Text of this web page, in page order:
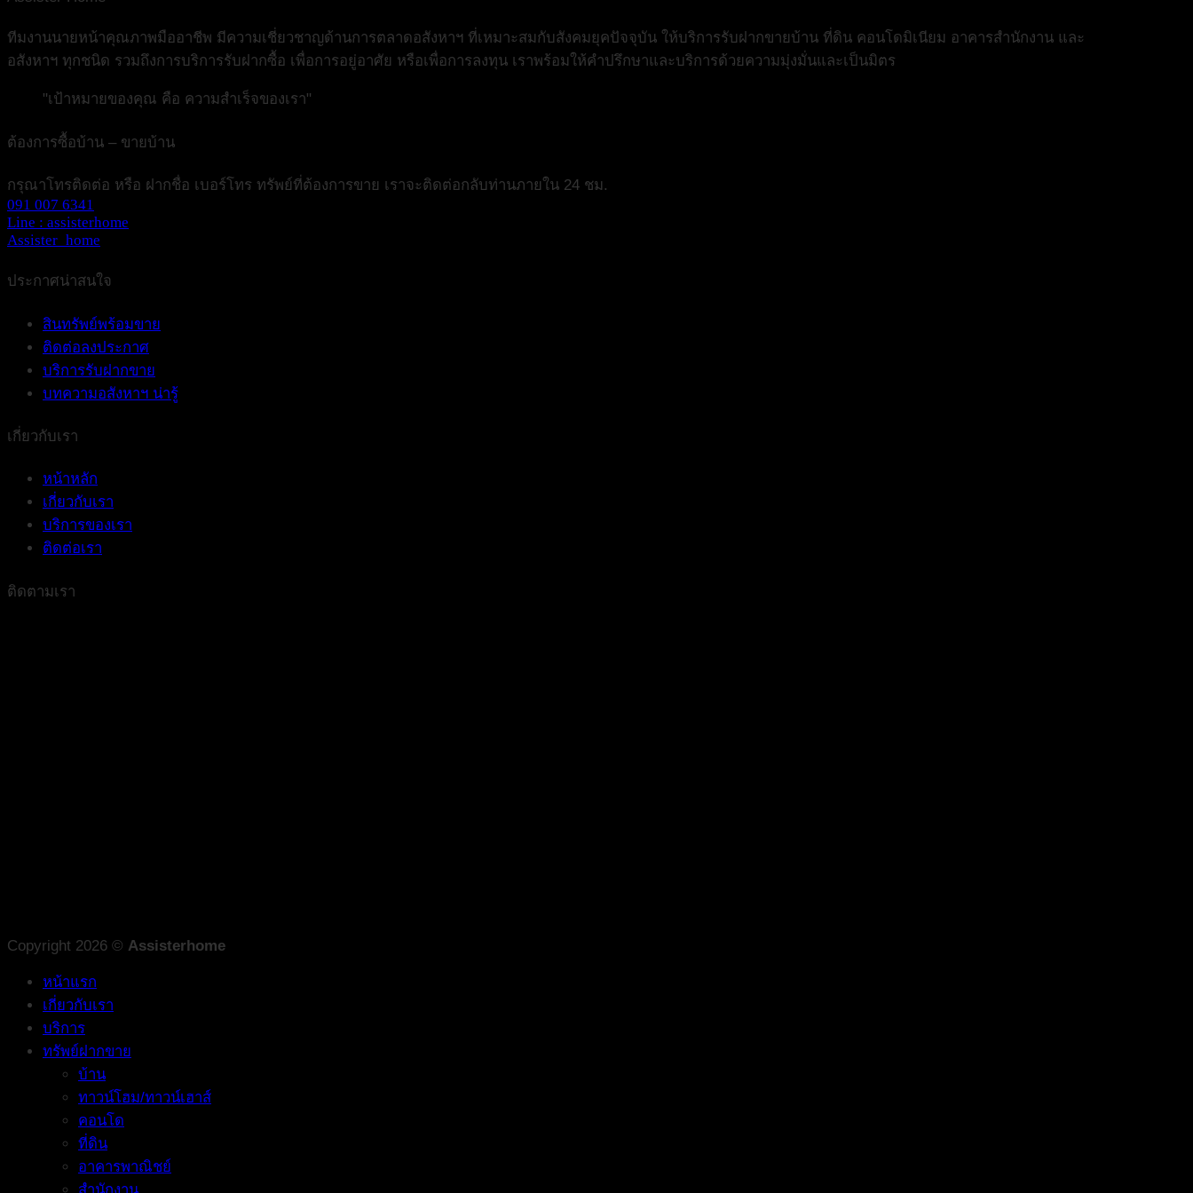
ทีมงานนายหน้าคุณภาพมืออาชีพ มีความเชี่ยวชาญด้านการตลาดอสังหาฯ ที่เหมาะสมกับสังคมยุคปัจจุบัน ให้บริการรับฝากขายบ้าน ที่ดิน คอนโดมิเนียม อาคารสำนักงาน และ
อสังหาฯ ทุกชนิด รวมถึงการบริการรับฝากซื้อ เพื่อการอยู่อาศัย หรือเพื่อการลงทุน เราพร้อมให้คำปรึกษาและบริการด้วยความมุ่งมั่นและเป็นมิตร
"เป้าหมายของคุณ คือ ความสำเร็จของเรา"
ต้องการซื้อบ้าน – ขายบ้าน
กรุณาโทรติดต่อ หรือ ฝากชื่อ เบอร์โทร ทรัพย์ที่ต้องการขาย เราจะติดต่อกลับท่านภายใน 24 ชม.
091 007 6341
Line : assisterhome
Assister_home
ประกาศน่าสนใจ
สินทรัพย์พร้อมขาย
ติดต่อลงประกาศ
บริการรับฝากขาย
บทความอสังหาฯ น่ารู้
เกี่ยวกับเรา
หน้าหลัก
เกี่ยวกับเรา
บริการของเรา
ติดต่อเรา
ติดตามเรา
Copyright 2026 © Assisterhome
หน้าแรก
เกี่ยวกับเรา
บริการ
ทรัพย์ฝากขาย
บ้าน
ทาวน์โฮม/ทาวน์เฮาส์
คอนโด
ที่ดิน
อาคารพาณิชย์